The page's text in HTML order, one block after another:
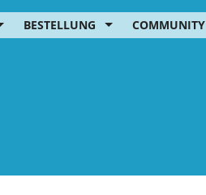
BESTELLUNG COMMUNITY